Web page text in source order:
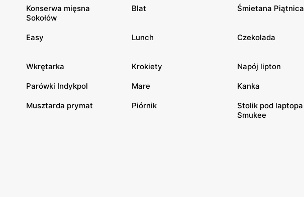
Konserwa mięsna
Sokołów
Blat Śmietana Piątnica
Easy Lunch Czekolada
Wkrętarka Krokiety Napój lipton
Parówki Indykpol Mare Kanka
Musztarda prymat Piórnik
Stolik pod laptopa
Smukee